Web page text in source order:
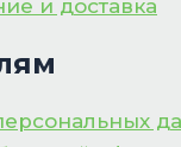
и доставка